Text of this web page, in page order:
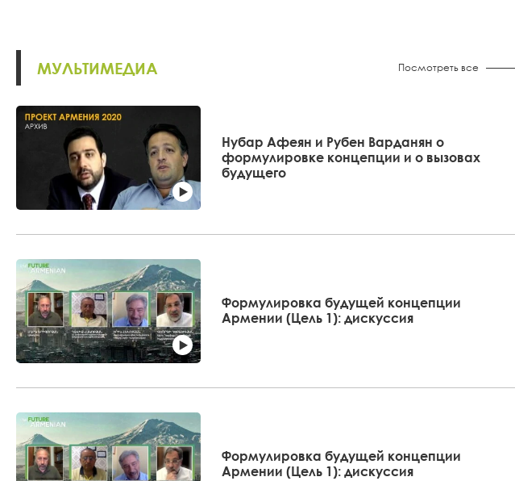
МУЛЬТИМЕДИА Посмотреть все
Нубар Афеян и Рубен Варданян о
формулировке концепции и о вызовах
будущего
Формулировка будущей концепции
Армении (Цель 1): дискуссия
Формулировка будущей концепции
Армении (Цель 1): дискуссия